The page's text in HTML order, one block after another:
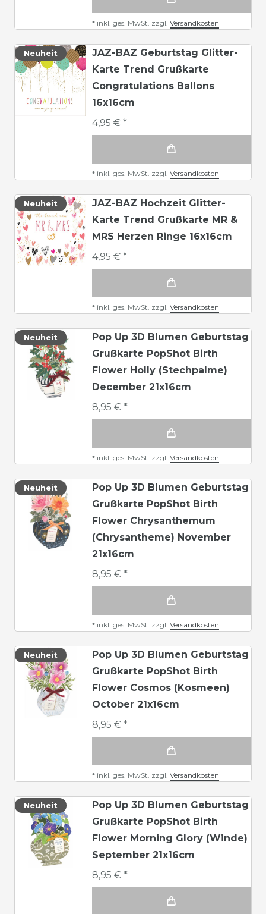
* inkl. ges. MwSt. zzgl. Versandkosten
Neuheit
JAZ-BAZ Geburtstag Glitter-
Karte Trend Grußkarte
Congratulations Ballons
16x16cm
4,95 € *
* inkl. ges. MwSt. zzgl. Versandkosten
Neuheit
JAZ-BAZ Hochzeit Glitter-
Karte Trend Grußkarte MR &
MRS Herzen Ringe 16x16cm
4,95 € *
* inkl. ges. MwSt. zzgl. Versandkosten
Neuheit
Pop Up 3D Blumen Geburtstag
Grußkarte PopShot Birth
Flower Holly (Stechpalme)
December 21x16cm
8,95 € *
* inkl. ges. MwSt. zzgl. Versandkosten
Neuheit
Pop Up 3D Blumen Geburtstag
Grußkarte PopShot Birth
Flower Chrysanthemum
(Chrysantheme) November
21x16cm
8,95 € *
* inkl. ges. MwSt. zzgl. Versandkosten
Neuheit
Pop Up 3D Blumen Geburtstag
Grußkarte PopShot Birth
Flower Cosmos (Kosmeen)
October 21x16cm
8,95 € *
* inkl. ges. MwSt. zzgl. Versandkosten
Neuheit
Pop Up 3D Blumen Geburtstag
Grußkarte PopShot Birth
Flower Morning Glory (Winde)
September 21x16cm
8,95 € *